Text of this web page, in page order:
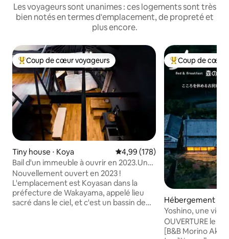
Les voyageurs sont unanimes : ces logements sont très
bien notés en termes d'emplacement, de propreté et
plus encore.
Coups de cœur voyageurs les plus appréciés
Coup de cœur voyageurs
Tiny house ⋅ Koya Évaluation moyenne sur la
4,99 (178)
Bail d'un immeuble à ouvrir en 2023.Une
auberge où vous pourrez passer tout
votre séjour en montagne. Panier de
montagne/Sanro
Nouvellement ouvert en 2023 !
L'emplacement est Koyasan dans la
préfecture de Wakayama, appelé lieu
sacré dans le ciel, et c'est un bassin de
Coups de cœur
Coup de cœur
Hébergement ⋅
Yoshino, une
100 ans / Petit-
Limité à un
OUVERTURE le 20 mars
[B&B Morino